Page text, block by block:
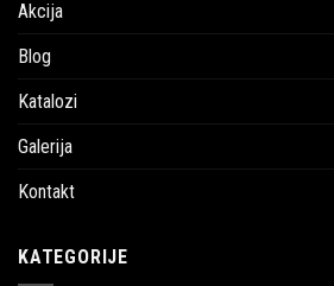
Akcija
Blog
Katalozi
Galerija
Kontakt
KATEGORIJE